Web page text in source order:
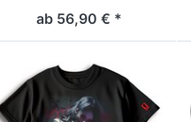
ab 56,90 € *